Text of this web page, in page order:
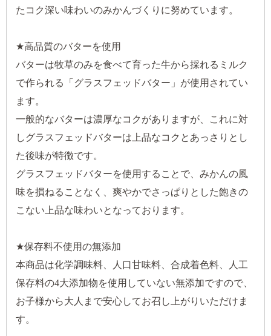
たコク深い味わいのみかんづくりに努めています。
★高品質のバターを使用
バターは牧草のみを食べて育った牛から採れるミルク
で作られる「グラスフェッドバター」が使用されてい
ます。
一般的なバターは濃厚なコクがありますが、これに対
しグラスフェッドバターは上品なコクとあっさりとし
た後味が特徴です。
グラスフェッドバターを使用することで、みかんの風
味を損ねることなく、爽やかでさっぱりとした飽きの
こない上品な味わいとなっております。
★保存料不使用の無添加
本商品は化学調味料、人口甘味料、合成着色料、人工
保存料の4大添加物を使用していない無添加ですので、
お子様から大人まで安心してお召し上がりいただけま
す。